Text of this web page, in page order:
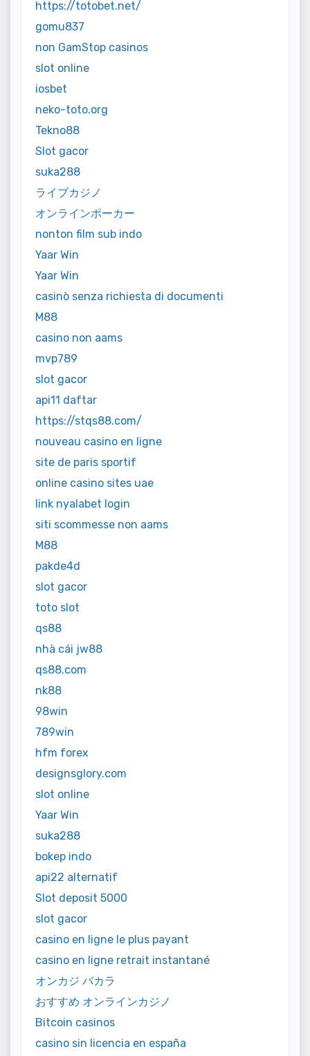
https://totobet.net/
gomu837
non GamStop casinos
slot online
iosbet
neko-toto.org
Tekno88
Slot gacor
suka288
ライブカジノ
オンラインポーカー
nonton film sub indo
Yaar Win
Yaar Win
casinò senza richiesta di documenti
M88
casino non aams
mvp789
slot gacor
api11 daftar
https://stqs88.com/
nouveau casino en ligne
site de paris sportif
online casino sites uae
link nyalabet login
siti scommesse non aams
M88
pakde4d
slot gacor
toto slot
qs88
nhà cái jw88
qs88.com
nk88
98win
789win
hfm forex
designsglory.com
slot online
Yaar Win
suka288
bokep indo
api22 alternatif
Slot deposit 5000
slot gacor
casino en ligne le plus payant
casino en ligne retrait instantané
オンカジ バカラ
おすすめ オンラインカジノ
Bitcoin casinos
casino sin licencia en españa